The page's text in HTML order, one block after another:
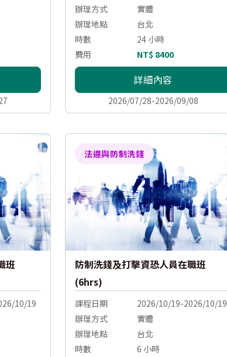
辦理方式
實體
辦理地點
台北
時數
24 小時
費用
NT$ 8400
詳細內容
2026/07/28-2026/09/08
班
10/19
法遵與防制洗錢
防制洗錢及打擊資恐人員在職班
(6hrs)
課程日期
2026/10/19-2026/10/19
辦理方式
實體
辦理地點
台北
時數
6 小時